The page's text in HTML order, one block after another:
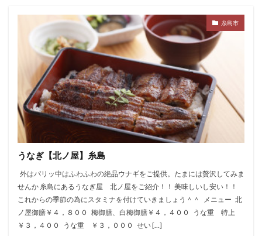
糸島市
うなぎ【北ノ屋】糸島
外はパリッ中はふわふわの絶品ウナギをご提供。たまには贅沢してみま
せんか 糸島にあるうなぎ屋 北ノ屋をご紹介！！ 美味しいし安い！！
これからの季節の為にスタミナを付けていきましょう＾＾ メニュー 北
ノ屋御膳￥４，８００ 梅御膳、白梅御膳￥４，４００ うな重 特上
￥３，４００ うな重 ￥３，０００ せい […]